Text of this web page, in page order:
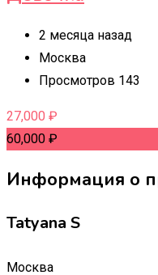
2 месяца назад
Москва
Просмотров 143
27,000 ₽
60,000 ₽
Информация о
Tatyana S
Москва